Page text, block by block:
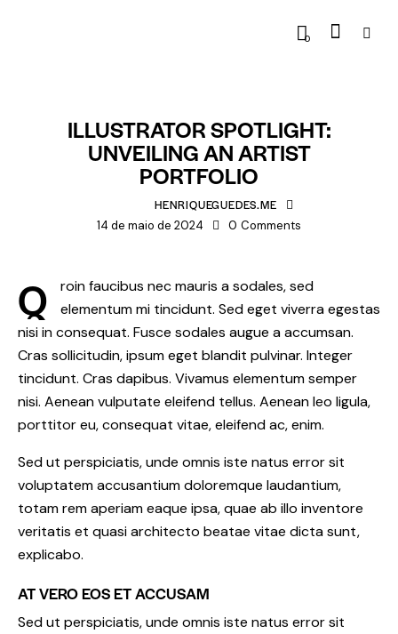
0
ILLUSTRATOR SPOTLIGHT:
UNVEILING AN ARTIST
PORTFOLIO
HENRIQUEGUEDES.ME
14 de maio de 2024 0 Comments
Q
roin faucibus nec mauris a sodales, sed
elementum mi tincidunt. Sed eget viverra egestas
nisi in consequat. Fusce sodales augue a accumsan.
Cras sollicitudin, ipsum eget blandit pulvinar. Integer
tincidunt. Cras dapibus. Vivamus elementum semper
nisi. Aenean vulputate eleifend tellus. Aenean leo ligula,
porttitor eu, consequat vitae, eleifend ac, enim.
Sed ut perspiciatis, unde omnis iste natus error sit
voluptatem accusantium doloremque laudantium,
totam rem aperiam eaque ipsa, quae ab illo inventore
veritatis et quasi architecto beatae vitae dicta sunt,
explicabo.
AT VERO EOS ET ACCUSAM
Sed ut perspiciatis, unde omnis iste natus error sit